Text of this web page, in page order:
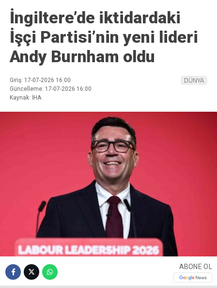
İngiltere’de iktidardaki
İşçi Partisi’nin yeni lideri
Andy Burnham oldu
Giriş: 17-07-2026 16:00
Güncelleme: 17-07-2026 16:00
Kaynak: İHA
DÜNYA
ABONE OL